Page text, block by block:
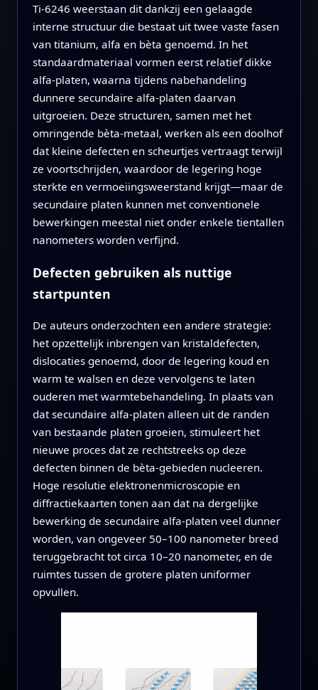
Ti‑6246 weerstaan dit dankzij een gelaagde
interne structuur die bestaat uit twee vaste fasen
van titanium, alfa en bèta genoemd. In het
standaardmateriaal vormen eerst relatief dikke
alfa‑platen, waarna tijdens nabehandeling
dunnere secundaire alfa‑platen daarvan
uitgroeien. Deze structuren, samen met het
omringende bèta‑metaal, werken als een doolhof
dat kleine defecten en scheurtjes vertraagt terwijl
ze voortschrijden, waardoor de legering hoge
sterkte en vermoeiingsweerstand krijgt—maar de
secundaire platen kunnen met conventionele
bewerkingen meestal niet onder enkele tientallen
nanometers worden verfijnd.
Defecten gebruiken als nuttige
startpunten
De auteurs onderzochten een andere strategie:
het opzettelijk inbrengen van kristaldefecten,
dislocaties genoemd, door de legering koud en
warm te walsen en deze vervolgens te laten
ouderen met warmtebehandeling. In plaats van
dat secundaire alfa‑platen alleen uit de randen
van bestaande platen groeien, stimuleert het
nieuwe proces dat ze rechtstreeks op deze
defecten binnen de bèta‑gebieden nucleeren.
Hoge resolutie elektronenmicroscopie en
diffractiekaarten tonen aan dat na dergelijke
bewerking de secundaire alfa‑platen veel dunner
worden, van ongeveer 50–100 nanometer breed
teruggebracht tot circa 10–20 nanometer, en de
ruimtes tussen de grotere platen uniformer
opvullen.